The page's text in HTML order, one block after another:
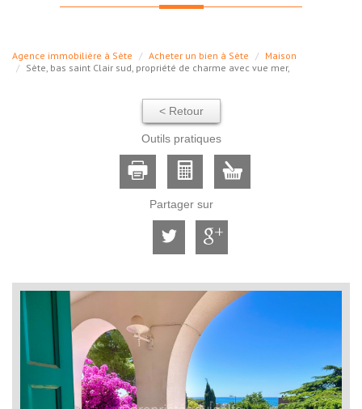
Agence immobilière à Sète Acheter un bien à Sète
Maison
Sète, bas saint Clair sud, propriété de charme avec vue mer,
< Retour
Outils pratiques
Partager sur